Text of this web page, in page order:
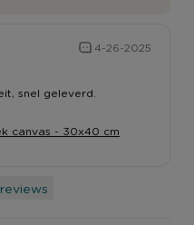
4-26-2025
snel geleverd.
canvas - 30x40 cm